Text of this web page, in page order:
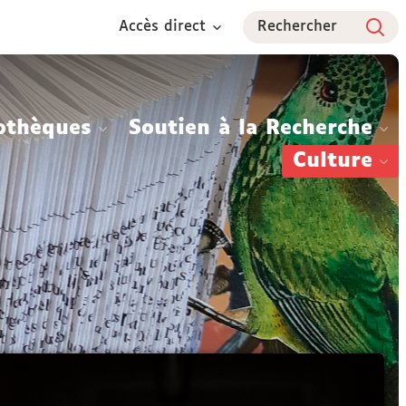
Accès direct Rechercher
Soutien à la Recherche
Culture